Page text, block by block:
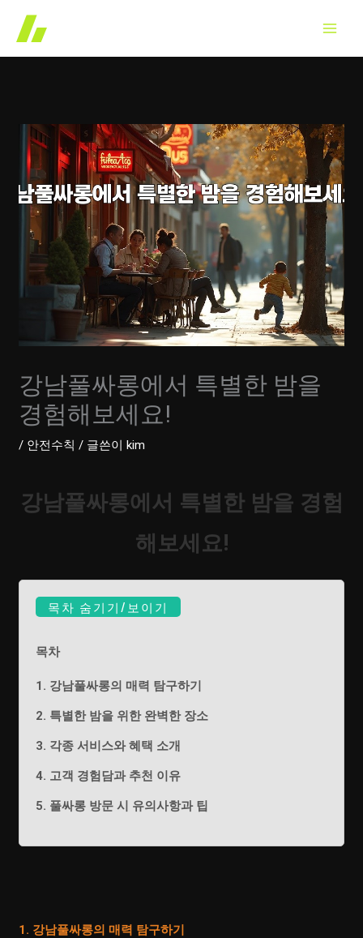
츠
강남풀싸롱에서 특별한 밤을
경험해보세요!
/ 안전수칙 / 글쓴이kim
강남풀싸롱에서 특별한 밤을 경험
해보세요!
목차 숨기기/보이기
목차
1. 강남풀싸롱의 매력 탐구하기
2. 특별한 밤을 위한 완벽한 장소
3. 각종 서비스와 혜택 소개
4. 고객 경험담과 추천 이유
5. 풀싸롱 방문 시 유의사항과 팁
1. 강남풀싸롱의 매력 탐구하기